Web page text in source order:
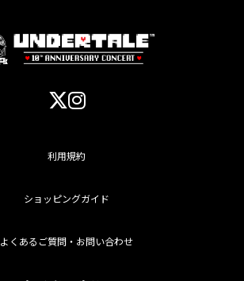
利用規約
ショッピングガイド
よくあるご質問・お問い合わせ